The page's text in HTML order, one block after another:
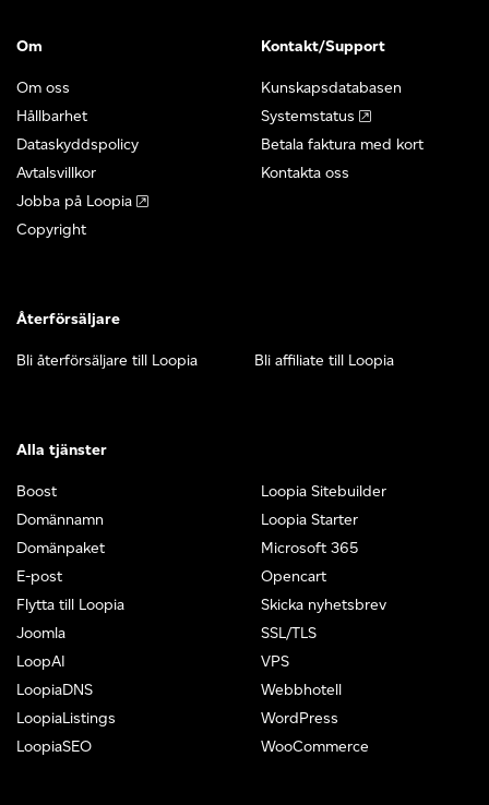
Om
Om oss
Hållbarhet
Dataskyddspolicy
Avtalsvillkor
Jobba på Loopia
Copyright
Kontakt/Support
Kunskapsdatabasen
Systemstatus
Betala faktura med kort
Kontakta oss
Återförsäljare
Bli återförsäljare till Loopia Bli affiliate till Loopia
Alla tjänster
Boost
Domännamn
Domänpaket
E-post
Flytta till Loopia
Joomla
LoopAI
LoopiaDNS
LoopiaListings
LoopiaSEO
Loopia Sitebuilder
Loopia Starter
Microsoft 365
Opencart
Skicka nyhetsbrev
SSL/TLS
VPS
Webbhotell
WordPress
WooCommerce